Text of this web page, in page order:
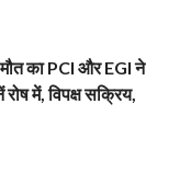
का PCI और EGI ने
में, विपक्ष सक्रिय,